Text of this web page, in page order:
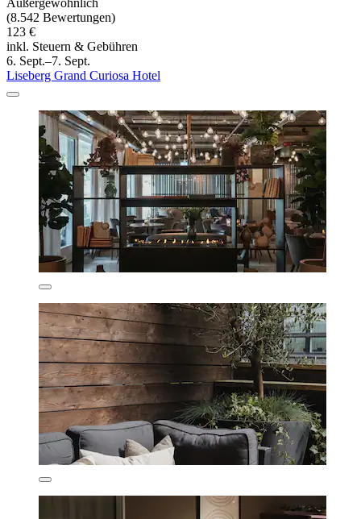
Außergewöhnlich
(8.542 Bewertungen)
123 €
inkl. Steuern & Gebühren
6. Sept.–7. Sept.
Liseberg Grand Curiosa Hotel